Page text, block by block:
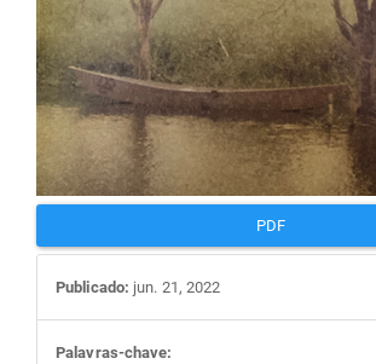
PDF
Publicado: jun. 21, 2022
Palavras-chave: